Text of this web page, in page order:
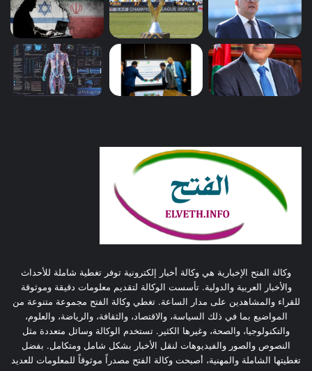
وكالة الفتح الإخبارية هي وكالة أخبار إلكترونية توفر تغطية شاملة للأحداث
والأخبار العربية والدولية. تأسست الوكالة لتقديم معلومات دقيقة وموثوقة
للقراء والمشاهدين على مدار الساعة. تغطي وكالة الفتح مجموعة متنوعة من
المواضيع بما في ذلك السياسة، والاقتصاد، والثقافة، والرياضة، والعلوم،
والتكنولوجيا، والصحة، وغيرها الكثير. تستخدم الوكالة وسائل متعددة مثل
النصوص والصور والفيديوهات لنقل الأخبار بشكل شامل ومتكامل. بفضل
تغطيتها الشاملة والمهنية، أصبحت وكالة الفتح مصدراً موثوقاً للمعلومات للعديد